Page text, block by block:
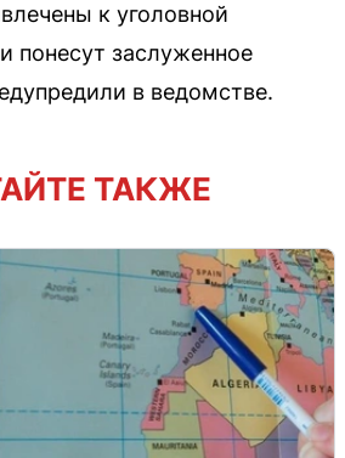
к уголовной
понесут заслуженное
в ведомстве.
ТАКЖЕ